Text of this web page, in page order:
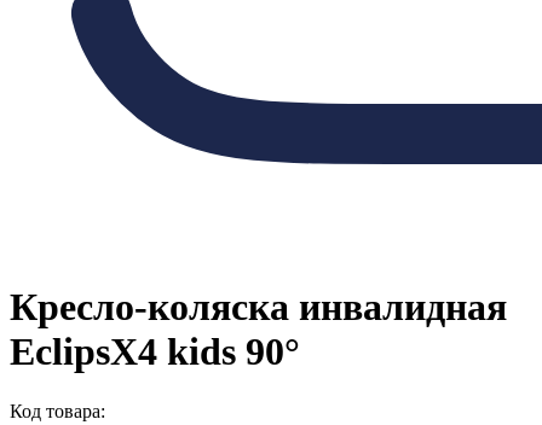
Кресло-коляска инвалидная
EclipsX4 kids 90°
Код товара: